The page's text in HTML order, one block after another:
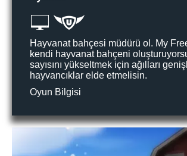
Hayvanat bahçesi müdürü ol. My
kendi hayvanat bahçeni
sayısını yükseltmek için ağılları
hayvancıklar elde etmelisin.
Oyun Bilgisi